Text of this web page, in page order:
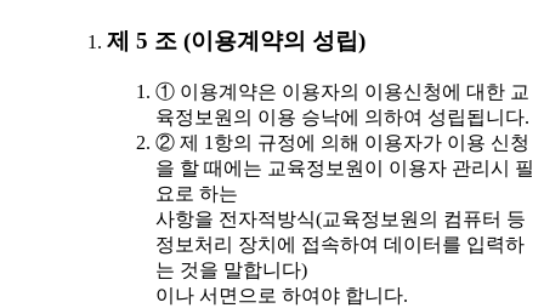
제 5 조 (이용계약의 성립)
① 이용계약은 이용자의 이용신청에 대한 교
육정보원의 이용 승낙에 의하여 성립됩니다.
② 제 1항의 규정에 의해 이용자가 이용 신청
을 할 때에는 교육정보원이 이용자 관리시 필
요로 하는
사항을 전자적방식(교육정보원의 컴퓨터 등
정보처리 장치에 접속하여 데이터를 입력하
는 것을 말합니다)
이나 서면으로 하여야 합니다.